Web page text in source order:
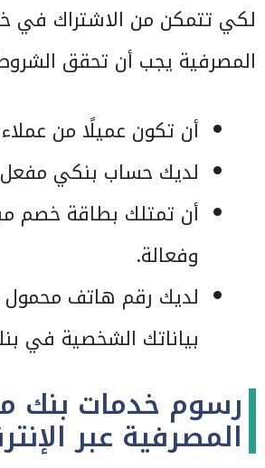
لكي تتمكن من الاشتراك في
المصرفية يجب أن تحقق الشروط
أن تكون عميلًا من
لديك حساب بنكي
أن تمتلك بطاقة خصم
وفعالة.
لديك رقم هاتف
بياناتك الشخصية في
رسوم خدمات
المصرفية عبر